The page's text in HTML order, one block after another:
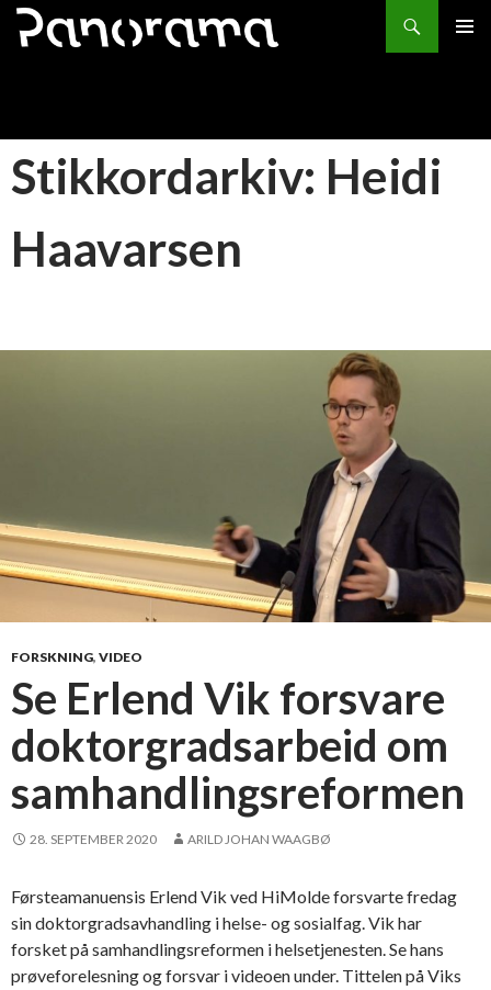
Søk
HOPP
Stikkordarkiv: Heidi
Haavarsen
FORSKNING, VIDEO
Se Erlend Vik forsvare
doktorgradsarbeid om
samhandlingsreformen
28. SEPTEMBER 2020 ARILD JOHAN WAAGBØ
Førsteamanuensis Erlend Vik ved HiMolde forsvarte fredag
sin doktorgradsavhandling i helse- og sosialfag. Vik har
forsket på samhandlingsreformen i helsetjenesten. Se hans
prøveforelesning og forsvar i videoen under. Tittelen på Viks